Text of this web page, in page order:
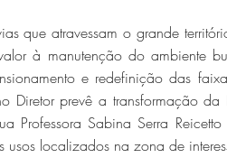
que atravessam o grande
à manutenção do ambiente
e redefinição das
Diretor prevê a transformação
Professora Sabina Serra
localizados na zona de